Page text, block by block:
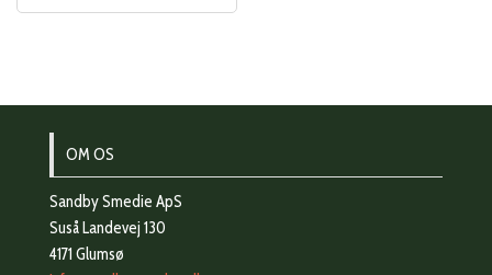
OM OS
Sandby Smedie ApS
Suså Landevej 130
4171 Glumsø